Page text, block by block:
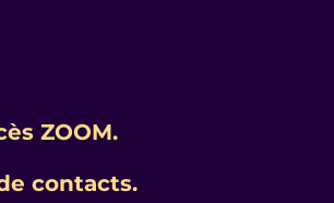
ZOOM.
contacts.